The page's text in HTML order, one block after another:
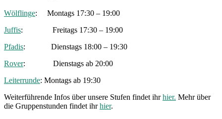
Wölflinge: Montags 17:30 – 19:00
Juffis: Freitags 17:30 – 19:00
Pfadis: Dienstags 18:00 – 19:30
Rover: Dienstags ab 20:00
Leiterrunde: Montags ab 19:30
Weiterführende Infos über unsere Stufen findet ihrhier. Mehr über
die Gruppenstunden findet ihrhier.